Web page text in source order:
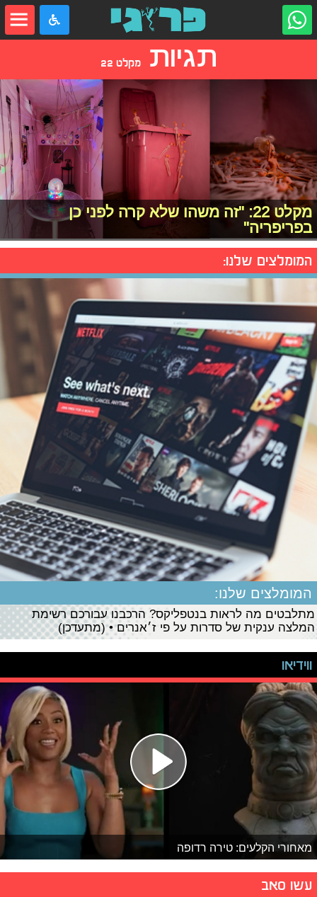
תגיותמקלט 22
מקלט 22: "זה משהו שלא קרה לפני כן
בפריפריה"
המומלצים שלנו:
המומלצים שלנו:
מתלבטים מה לראות בנטפליקס? הרכבנו עבורכם רשימת
המלצה ענקית של סדרות על פי ז׳אנרים • (מתעדכן)
ווידיאו
מאחורי הקלעים: טירה רדופה
עשו סאב